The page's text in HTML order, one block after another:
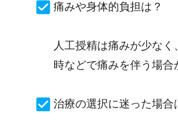
痛みや身体的負担は？
人工授精は痛みが少な
時などで痛みを伴う場合
治療の選択に迷った場合